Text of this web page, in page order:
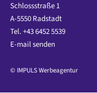
Schlossstraße 1
A-5550 Radstadt
Tel. +43 6452 5539
E-mail senden
© IMPULS Werbeagentur